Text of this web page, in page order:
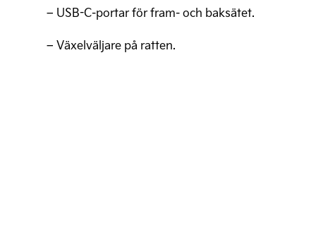
– USB-C-portar för fram- och baksätet.
– Växelväljare på ratten.